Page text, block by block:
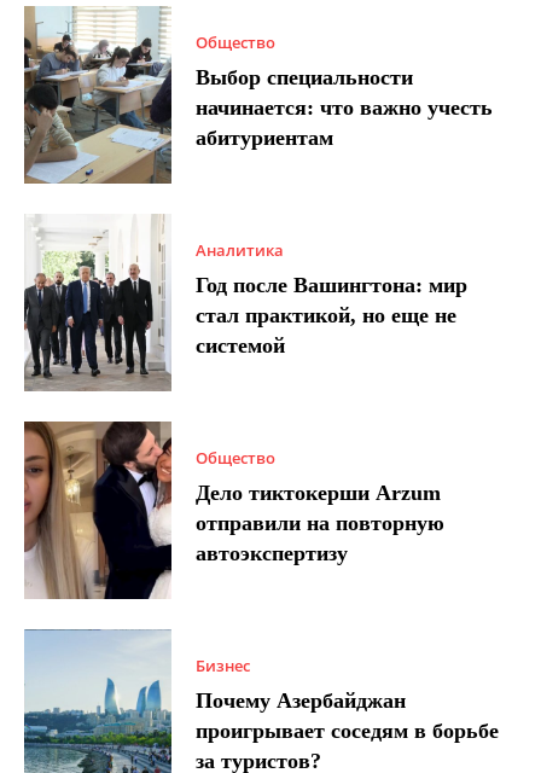
Общество
Выбор специальности
начинается: что важно учесть
абитуриентам
Аналитика
Год после Вашингтона: мир
стал практикой, но еще не
системой
Общество
Дело тиктокерши Arzum
отправили на повторную
автоэкспертизу
Бизнес
Почему Азербайджан
проигрывает соседям в борьбе
за туристов?